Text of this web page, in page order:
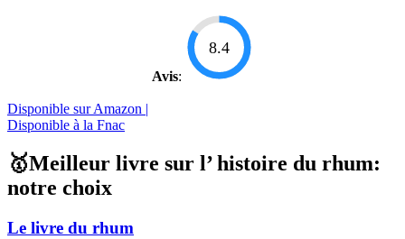
Avis:
8.4
Disponible sur Amazon |
Disponible à la Fnac
🥇Meilleur livre sur l’ histoire du rhum:
notre choix
Le livre du rhum